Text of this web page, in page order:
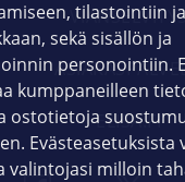
VIANSELVITYS
ELISA.FI
tilastointiin ja
sekä sisällön ja
personointiin.
kumppaneilleen
ostotietoja
Evästeasetuksista
valintojasi milloin